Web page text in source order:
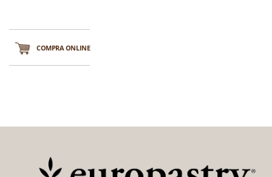
COMPRA ONLINE